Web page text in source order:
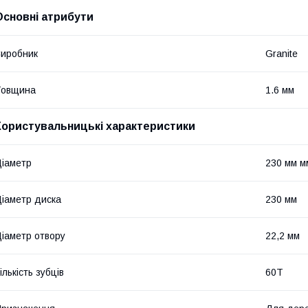
атрибути
Granite
1.6 мм
характеристики
230 мм
диска 230 мм
отвору 22,2 мм
зубців 60T